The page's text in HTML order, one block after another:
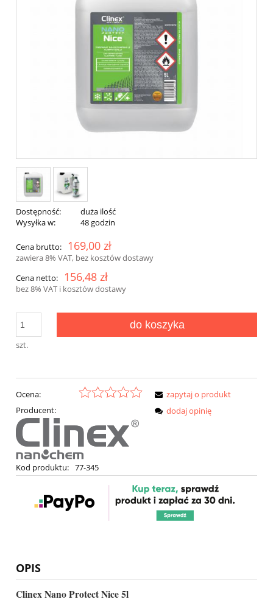
Dostępność:
duża ilość
Wysyłka w:
48 godzin
Cena brutto: 169,00 zł
zawiera 8% VAT, bez kosztów dostawy
Cena netto:
156,48 zł
bez 8% VAT i kosztów dostawy
szt.
do koszyka
Ocena:
Producent:
Kod produktu: 77-345
zapytaj o produkt
dodaj opinię
OPIS
Clinex Nano Protect Nice 5l